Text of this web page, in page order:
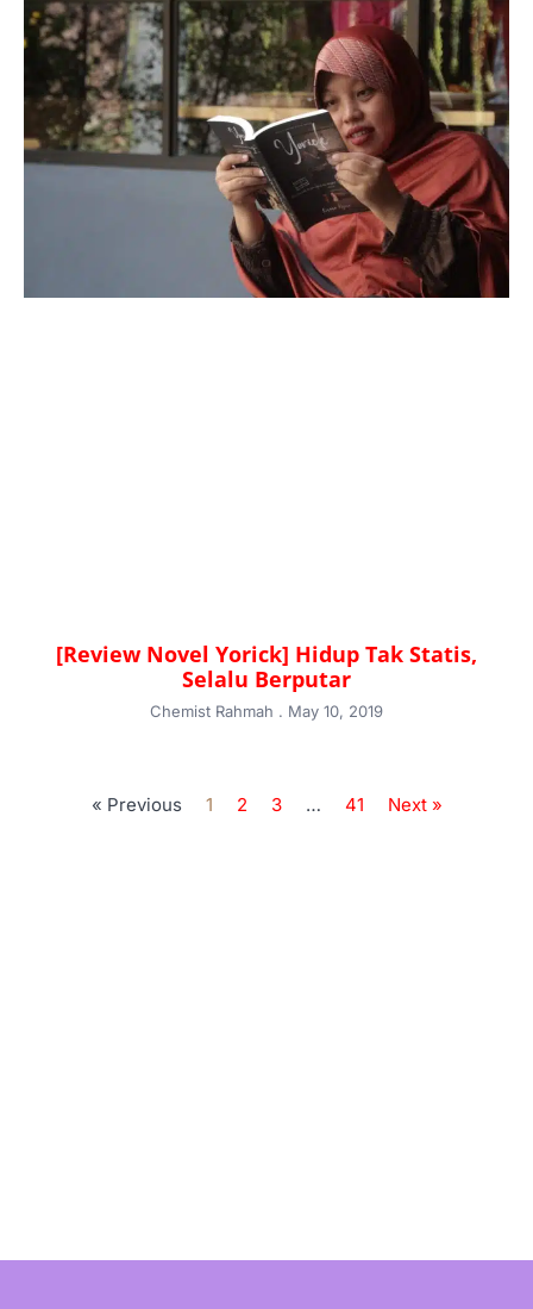
[Review Novel Yorick] Hidup Tak Statis,
Selalu Berputar
Chemist Rahmah May 10, 2019
« Previous 1 2 3 … 41 Next »